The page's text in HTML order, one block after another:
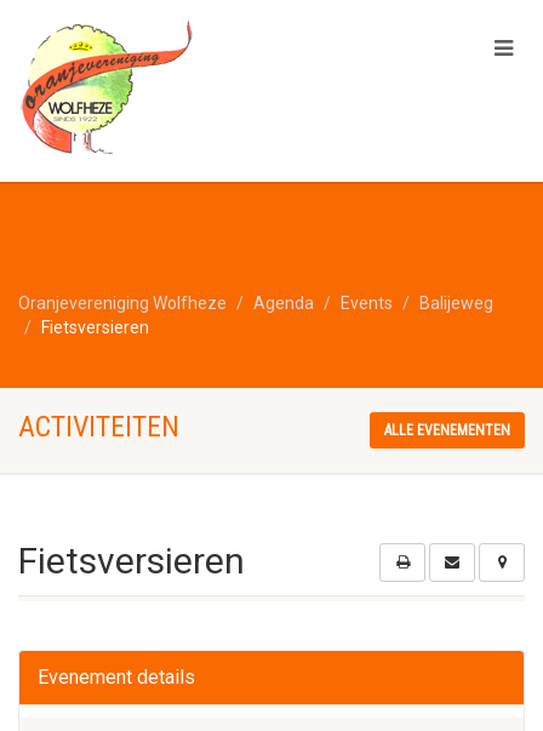
Oranjevereniging Wolfheze Agenda Events
Balijeweg
Fietsversieren
ACTIVITEITEN ALLE EVENEMENTEN
Fietsversieren
Evenement details